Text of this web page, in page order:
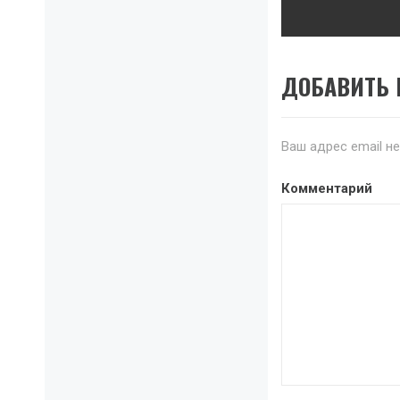
ДОБАВИТЬ
Ваш адрес email
Комментарий